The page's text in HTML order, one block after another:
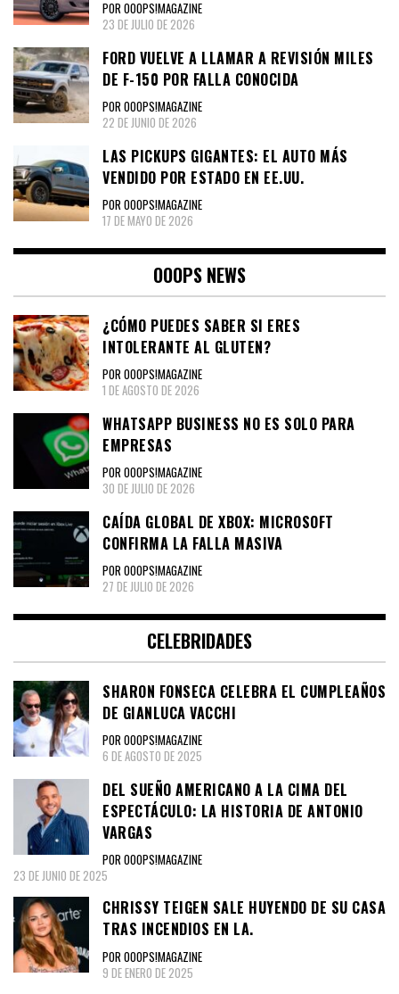
POR OOOPS!MAGAZINE
23 DE JULIO DE 2026
FORD VUELVE A LLAMAR A REVISIÓN MILES
DE F-150 POR FALLA CONOCIDA
POR OOOPS!MAGAZINE
22 DE JUNIO DE 2026
LAS PICKUPS GIGANTES: EL AUTO MÁS
VENDIDO POR ESTADO EN EE.UU.
POR OOOPS!MAGAZINE
17 DE MAYO DE 2026
OOOPS NEWS
¿CÓMO PUEDES SABER SI ERES
INTOLERANTE AL GLUTEN?
POR OOOPS!MAGAZINE
1 DE AGOSTO DE 2026
WHATSAPP BUSINESS NO ES SOLO PARA
EMPRESAS
POR OOOPS!MAGAZINE
30 DE JULIO DE 2026
CAÍDA GLOBAL DE XBOX: MICROSOFT
CONFIRMA LA FALLA MASIVA
POR OOOPS!MAGAZINE
27 DE JULIO DE 2026
CELEBRIDADES
SHARON FONSECA CELEBRA EL CUMPLEAÑOS
DE GIANLUCA VACCHI
POR OOOPS!MAGAZINE
6 DE AGOSTO DE 2025
DEL SUEÑO AMERICANO A LA CIMA DEL
ESPECTÁCULO: LA HISTORIA DE ANTONIO
VARGAS
POR OOOPS!MAGAZINE
23 DE JUNIO DE 2025
CHRISSY TEIGEN SALE HUYENDO DE SU CASA
TRAS INCENDIOS EN LA.
POR OOOPS!MAGAZINE
9 DE ENERO DE 2025